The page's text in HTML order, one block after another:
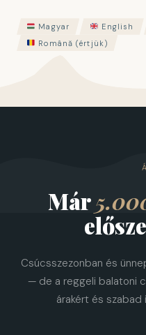
Magyar English
Română (értjük)
Már
Csúcsszezonban és
— de a reggeli balatoni
árakért és szabad